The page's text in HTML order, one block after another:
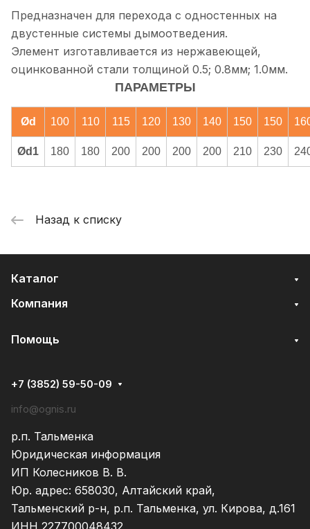
Предназначен для перехода с одностенных на
двустенные системы дымоотведения.
Элемент изготавливается из нержавеющей,
оцинкованной стали толщиной 0.5; 0.8мм; 1.0мм.
ПАРАМЕТРЫ
Ød 100 110 115 120 130 140 150 150
Ød1 180 180 200 200 200 200 210 230
Назад к списку
Каталог
Компания
Помощь
+7 (3852) 59-50-09
info@ognis.ru
р.п. Тальменка
Юридическая информация
ИП Колесников В. В.
Юр. адрес: 658030, Алтайский край,
Тальменский р-н, р.п. Тальменка, ул. Кирова, д.161